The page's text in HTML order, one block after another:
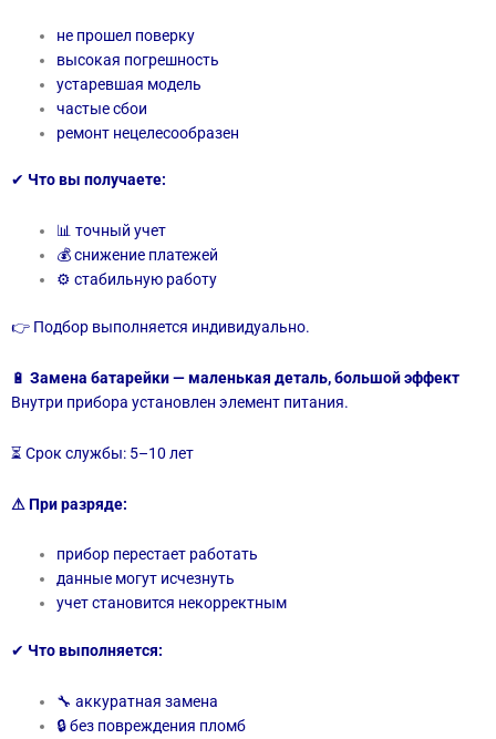
не прошел поверку
высокая погрешность
устаревшая модель
частые сбои
ремонт нецелесообразен
✔ Что вы получаете:
📊 точный учет
💰 снижение платежей
⚙ стабильную работу
👉 Подбор выполняется индивидуально.
🔋 Замена батарейки — маленькая деталь, большой эффект
Внутри прибора установлен элемент питания.
⏳ Срок службы: 5–10 лет
⚠ При разряде:
прибор перестает работать
данные могут исчезнуть
учет становится некорректным
✔ Что выполняется:
🔧 аккуратная замена
🔒 без повреждения пломб